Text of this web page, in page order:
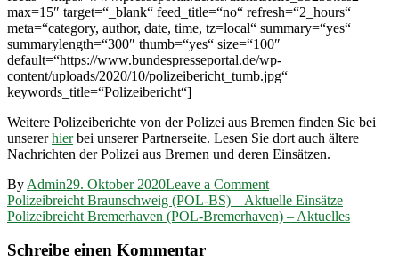
max=15″ target=“_blank“ feed_title=“no“ refresh=“2_hours“
meta=“category, author, date, time, tz=local“ summary=“yes“
summarylength=“300″ thumb=“yes“ size=“100″
default=“https://www.bundespresseportal.de/wp-
content/uploads/2020/10/polizeibericht_tumb.jpg“
keywords_title=“Polizeibericht“]
Weitere Polizeiberichte von der Polizei aus Bremen finden Sie bei
unsererhierbei unserer Partnerseite. Lesen Sie dort auch ältere
Nachrichten der Polizei aus Bremen und deren Einsätzen.
By Admin29. Oktober 2020Leave a Commenton
Polizeibreicht
Bremen
Beitragsnavigation
Polizeibreicht Braunschweig (POL-BS) – Aktuelle Einsätze
Polizeibreicht Bremerhaven (POL-Bremerhaven) – Aktuelles
Schreibe einen Kommentar